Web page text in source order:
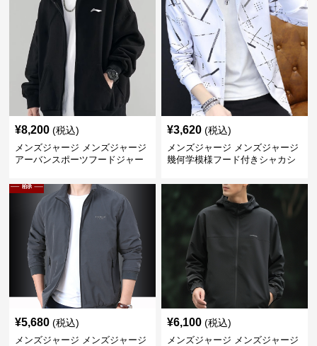
¥8,200 (税込)
メンズジャージ メンズジャージ
アーバンスポーツフードジャー
¥3,620 (税込)
メンズジャージ メンズジャージ
幾何学模様フード付きシャカシ
¥5,680 (税込)
メンズジャージ メンズジャージ
¥6,100 (税込)
メンズジャージ メンズジャージ